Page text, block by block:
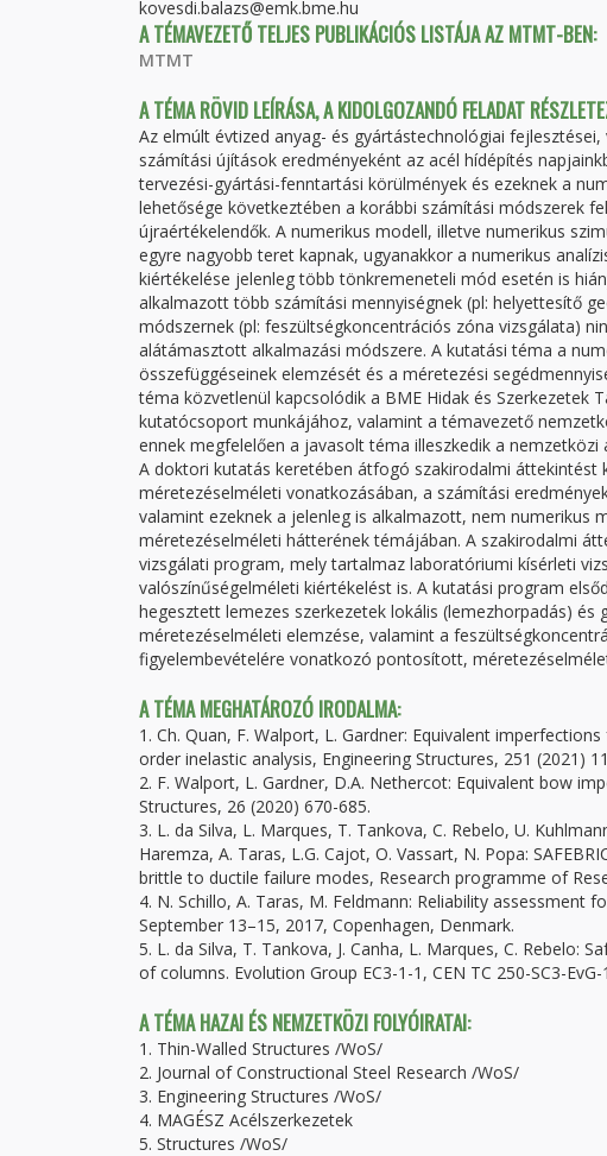
kovesdi.balazs@emk.bme.hu
A TÉMAVEZETŐ TELJES PUBLIKÁCIÓS LISTÁJA AZ MTMT-BEN:
MTMT
A TÉMA RÖVID LEÍRÁSA, A KIDOLGOZANDÓ FELADAT
Az elmúlt évtized anyag- és gyártástechnológiai
számítási újítások eredményeként az acél hídépítés
tervezési-gyártási-fenntartási körülmények és ezeknek a
lehetősége következtében a korábbi számítási módszerek
újraértékelendők. A numerikus modell, illetve numerikus
egyre nagyobb teret kapnak, ugyanakkor a numerikus
kiértékelése jelenleg több tönkremeneteli mód esetén is
alkalmazott több számítási mennyiségnek (pl: helyettesítő
módszernek (pl: feszültségkoncentrációs zóna vizsgálata)
alátámasztott alkalmazási módszere. A kutatási téma a
összefüggéseinek elemzését és a méretezési
téma közvetlenül kapcsolódik a BME Hidak és Szerkezetek
kutatócsoport munkájához, valamint a témavezető
ennek megfelelően a javasolt téma illeszkedik a nemzetközi
A doktori kutatás keretében átfogó szakirodalmi áttekintést
méretezéselméleti vonatkozásában, a számítási
valamint ezeknek a jelenleg is alkalmazott, nem numerikus
méretezéselméleti hátterének témájában. A szakirodalmi
vizsgálati program, mely tartalmaz laboratóriumi kísérleti
valószínűségelméleti kiértékelést is. A kutatási program
hegesztett lemezes szerkezetek lokális (lemezhorpadás)
méretezéselméleti elemzése, valamint a
figyelembevételére vonatkozó pontosított,
A TÉMA MEGHATÁROZÓ IRODALMA:
1. Ch. Quan, F. Walport, L. Gardner: Equivalent
order inelastic analysis, Engineering Structures, 251 (2021)
2. F. Walport, L. Gardner, D.A. Nethercot: Equivalent bow
Structures, 26 (2020) 670-685.
3. L. da Silva, L. Marques, T. Tankova, C. Rebelo, U.
Haremza, A. Taras, L.G. Cajot, O. Vassart, N. Popa:
brittle to ductile failure modes, Research programme of
4. N. Schillo, A. Taras, M. Feldmann: Reliability assessment
September 13–15, 2017, Copenhagen, Denmark.
5. L. da Silva, T. Tankova, J. Canha, L. Marques, C. Rebelo:
of columns. Evolution Group EC3-1-1, CEN TC 250-SC3-
A TÉMA HAZAI ÉS NEMZETKÖZI FOLYÓIRATAI:
1. Thin-Walled Structures /WoS/
2. Journal of Constructional Steel Research /WoS/
3. Engineering Structures /WoS/
4. MAGÉSZ Acélszerkezetek
5. Structures /WoS/